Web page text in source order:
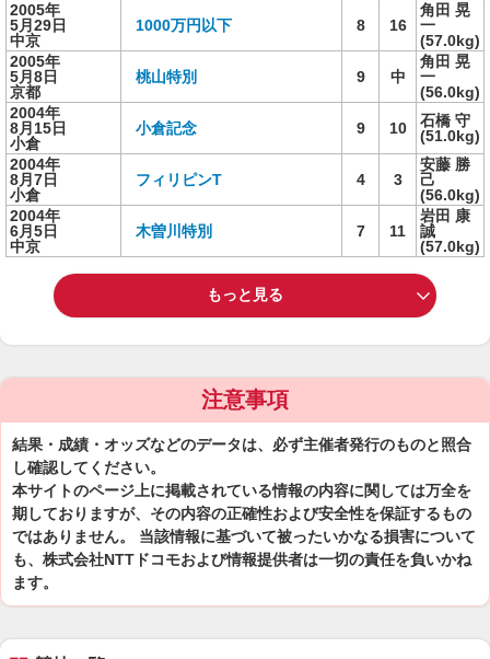
2005年
5月29日
中京
1000万円以下 8 16
角田 晃
一
(57.0kg)
2005年
5月8日
京都
桃山特別 9 中
角田 晃
一
(56.0kg)
2004年
8月15日
小倉
小倉記念 9 10
石橋 守
(51.0kg)
2004年
8月7日
小倉
フィリピンT 4 3
安藤 勝
己
(56.0kg)
2004年
6月5日
中京
木曽川特別 7 11
岩田 康
誠
(57.0kg)
もっと見る
注意事項
結果・成績・オッズなどのデータは、必ず主催者発行のものと照合
し確認してください。
本サイトのページ上に掲載されている情報の内容に関しては万全を
期しておりますが、その内容の正確性および安全性を保証するもの
ではありません。 当該情報に基づいて被ったいかなる損害について
も、株式会社NTTドコモおよび情報提供者は一切の責任を負いかね
ます。